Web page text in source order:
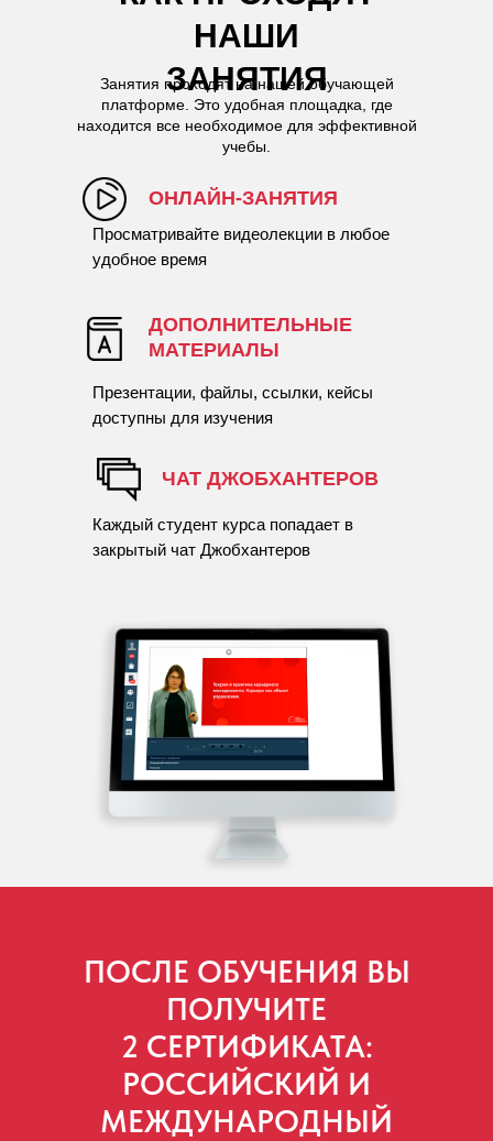
НАШИ
ЗАНЯТИЯ
Занятия проходят на нашей обучающей
платформе. Это удобная площадка, где
находится все необходимое для эффективной
учебы.
ОНЛАЙН-ЗАНЯТИЯ
Просматривайте видеолекции в любое
удобное время
ДОПОЛНИТЕЛЬНЫЕ
МАТЕРИАЛЫ
Презентации, файлы, ссылки, кейсы
доступны для изучения
ЧАТ ДЖОБХАНТЕРОВ
Каждый студент курса попадает в
закрытый чат Джобхантеров
ПОСЛЕ ОБУЧЕНИЯ ВЫ
ПОЛУЧИТЕ
2 СЕРТИФИКАТА:
РОССИЙСКИЙ И
МЕЖДУНАРОДНЫЙ